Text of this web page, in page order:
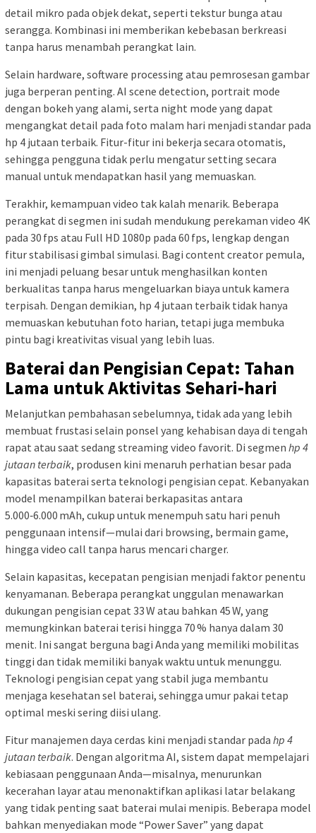
detail mikro pada objek dekat, seperti tekstur bunga atau
serangga. Kombinasi ini memberikan kebebasan berkreasi
tanpa harus menambah perangkat lain.
Selain hardware, software processing atau pemrosesan gambar
juga berperan penting. AI scene detection, portrait mode
dengan bokeh yang alami, serta night mode yang dapat
mengangkat detail pada foto malam hari menjadi standar pada
hp 4 jutaan terbaik. Fitur-fitur ini bekerja secara otomatis,
sehingga pengguna tidak perlu mengatur setting secara
manual untuk mendapatkan hasil yang memuaskan.
Terakhir, kemampuan video tak kalah menarik. Beberapa
perangkat di segmen ini sudah mendukung perekaman video 4K
pada 30 fps atau Full HD 1080p pada 60 fps, lengkap dengan
fitur stabilisasi gimbal simulasi. Bagi content creator pemula,
ini menjadi peluang besar untuk menghasilkan konten
berkualitas tanpa harus mengeluarkan biaya untuk kamera
terpisah. Dengan demikian, hp 4 jutaan terbaik tidak hanya
memuaskan kebutuhan foto harian, tetapi juga membuka
pintu bagi kreativitas visual yang lebih luas.
Baterai dan Pengisian Cepat: Tahan
Lama untuk Aktivitas Sehari‑hari
Melanjutkan pembahasan sebelumnya, tidak ada yang lebih
membuat frustasi selain ponsel yang kehabisan daya di tengah
rapat atau saat sedang streaming video favorit. Di segmen hp 4
jutaan terbaik, produsen kini menaruh perhatian besar pada
kapasitas baterai serta teknologi pengisian cepat. Kebanyakan
model menampilkan baterai berkapasitas antara
5.000‑6.000 mAh, cukup untuk menempuh satu hari penuh
penggunaan intensif—mulai dari browsing, bermain game,
hingga video call tanpa harus mencari charger.
Selain kapasitas, kecepatan pengisian menjadi faktor penentu
kenyamanan. Beberapa perangkat unggulan menawarkan
dukungan pengisian cepat 33 W atau bahkan 45 W, yang
memungkinkan baterai terisi hingga 70 % hanya dalam 30
menit. Ini sangat berguna bagi Anda yang memiliki mobilitas
tinggi dan tidak memiliki banyak waktu untuk menunggu.
Teknologi pengisian cepat yang stabil juga membantu
menjaga kesehatan sel baterai, sehingga umur pakai tetap
optimal meski sering diisi ulang.
Fitur manajemen daya cerdas kini menjadi standar pada hp 4
jutaan terbaik. Dengan algoritma AI, sistem dapat mempelajari
kebiasaan penggunaan Anda—misalnya, menurunkan
kecerahan layar atau menonaktifkan aplikasi latar belakang
yang tidak penting saat baterai mulai menipis. Beberapa model
bahkan menyediakan mode “Power Saver” yang dapat